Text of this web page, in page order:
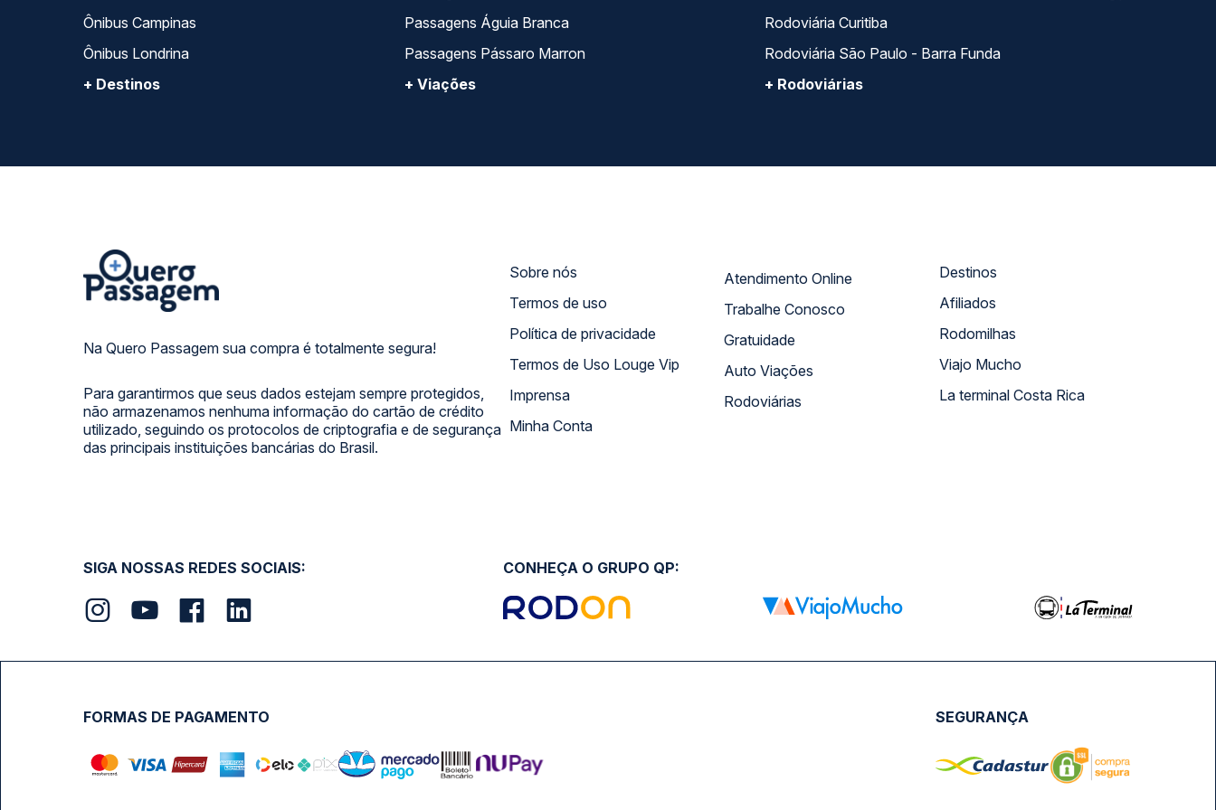
Ônibus Campinas
Ônibus Londrina
+ Destinos
Passagens Águia Branca
Passagens Pássaro Marron
+ Viações
Rodoviária Curitiba
Rodoviária São Paulo - Barra Funda
+ Rodoviárias
Na Quero Passagem sua compra é totalmente segura!
Para garantirmos que seus dados estejam sempre protegidos,
não armazenamos nenhuma informação do cartão de crédito
utilizado, seguindo os protocolos de criptografia e de segurança
das principais instituições bancárias do Brasil.
Sobre nós
Termos de uso
Política de privacidade
Termos de Uso Louge Vip
Imprensa
Minha Conta
Atendimento Online
Trabalhe Conosco
Gratuidade
Auto Viações
Rodoviárias
Destinos
Afiliados
Rodomilhas
Viajo Mucho
La terminal Costa Rica
SIGA NOSSAS REDES SOCIAIS: CONHEÇA O GRUPO QP:
FORMAS DE PAGAMENTO SEGURANÇA